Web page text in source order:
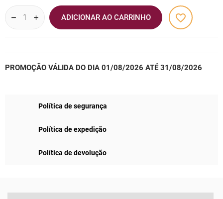
ADICIONAR AO CARRINHO favorite_border
PROMOÇÃO VÁLIDA DO DIA 01/08/2026 ATÉ 31/08/2026
Política de segurança
Política de expedição
Política de devolução